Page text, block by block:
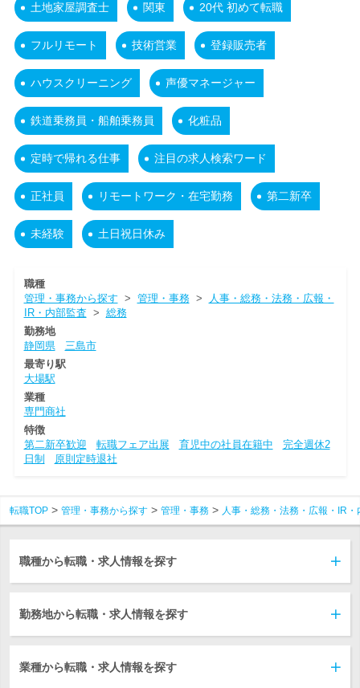
土地家屋調査士 関東 20代 初めて転職
フルリモート 技術営業 登録販売者
ハウスクリーニング 声優マネージャー
鉄道乗務員・船舶乗務員 化粧品
定時で帰れる仕事 注目の求人検索ワード
正社員 リモートワーク・在宅勤務 第二新卒
未経験 土日祝日休み
職種
管理・事務から探す > 管理・事務>
人事・総務・法務・広報・
IR・内部監査 > 総務
勤務地
静岡県
三島市
最寄り駅
大場駅
業種
専門商社
特徴
第二新卒歓迎
転職フェア出展 育児中の社員在籍中
完全週休2
日制
原則定時退社
転職TOP 管理・事務から探す 管理・事務 人事・総務・法務・広報・IR・
職種から転職・求人情報を探す
勤務地から転職・求人情報を探す
業種から転職・求人情報を探す